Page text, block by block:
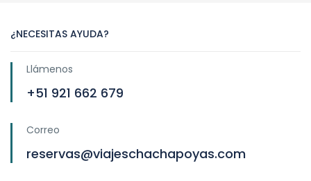
¿NECESITAS AYUDA?
Llámenos
+51 921 662 679
Correo
reservas@viajeschachapoyas.com